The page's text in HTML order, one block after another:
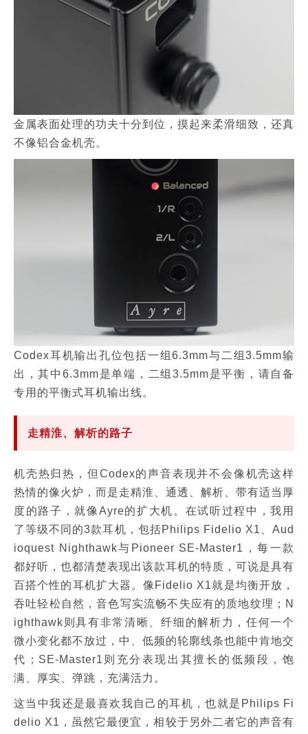
金属表面处理的功夫十分到位，摸起来柔滑细致，还真
不像铝合金机壳。
Codex耳机输出孔位包括一组6.3mm与二组3.5mm输
出，其中6.3mm是单端，二组3.5mm是平衡，请自备
专用的平衡式耳机输出线。
走精淮、解析的路子
机壳热归热，但Codex的声音表现并不会像机壳这样
热情的像火炉，而是走精淮、通透、解析、带有适当厚
度的路子，就像Ayre的扩大机。在试听过程中，我用
了等级不同的3款耳机，包括Philips Fidelio X1、Aud
ioquest Nighthawk与Pioneer SE-Master1，每一款
都好听，也都清楚表现出该款耳机的特质，可说是具有
百搭个性的耳机扩大器。像Fidelio X1就是均衡开放，
吞吐轻松自然，音色写实流畅不失应有的质地纹理；N
ighthawk则具有非常清晰、纤细的解析力，任何一个
微小变化都不放过，中、低频的轮廓线条也能中肯地交
代；SE-Master1则充分表现出其擅长的低频段，饱
满、厚实、弹跳，充满活力。
这当中我还是最喜欢我自己的耳机，也就是Philips Fi
delio X1，虽然它最便宜，相较于另外二者它的声音有